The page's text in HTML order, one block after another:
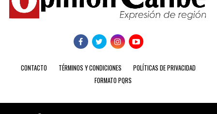
CONTACTO TÉRMINOS Y CONDICIONES
POLÍTICAS DE PRIVACIDAD
FORMATO PQRS